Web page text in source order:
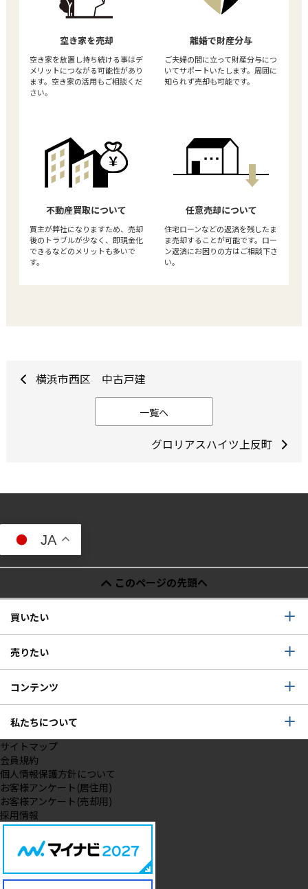
空き家を売却
空き家を放置し持ち続ける事はデ
メリットにつながる可能性があり
ます。空き家の活用もご相談くだ
さい。
離婚で財産分与
ご夫婦の間に立って財産分与につ
いてサポートいたします。周囲に
知られず売却も可能です。
不動産買取について
買主が弊社になりますため、売却
後のトラブルが少なく、即現金化
できるなどのメリットも多いで
す。
任意売却について
住宅ローンなどの返済を残したま
ま売却することが可能です。ロー
ン返済にお困りの方はご相談下さ
い。
横浜市西区 中古戸建
一覧へ
グロリアスハイツ上反町
JA
このページの先頭へ
買いたい
売りたい
コンテンツ
私たちについて
サイトマップ
会員規約
個人情報保護方針について
お客様アンケート(居住用)
お客様アンケート(売却用)
採用情報